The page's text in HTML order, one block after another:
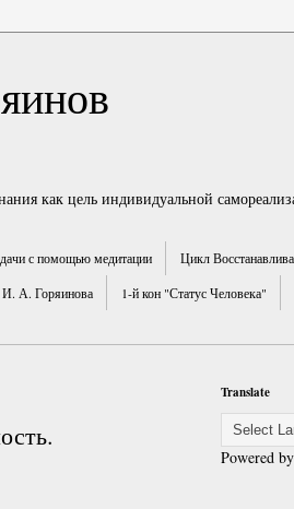
как цель индивидуальной
с помощью медитации
Цикл
И. А. Горяинова 1-й кон "Статус Человека"
Translate
Powered by